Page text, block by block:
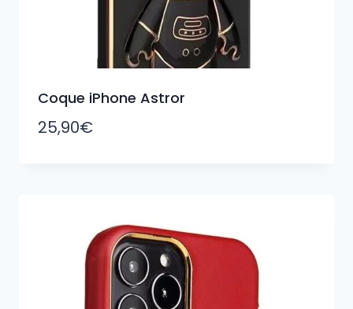
Coque iPhone Astror
25,90€